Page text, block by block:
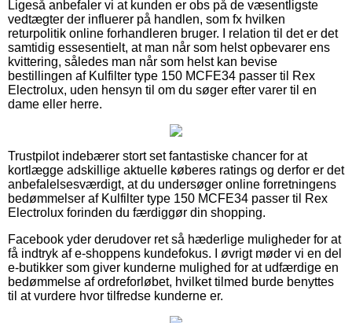
Ligeså anbefaler vi at kunden er obs på de væsentligste
vedtægter der influerer på handlen, som fx hvilken
returpolitik online forhandleren bruger. I relation til det er det
samtidig essesentielt, at man når som helst opbevarer ens
kvittering, således man når som helst kan bevise
bestillingen af Kulfilter type 150 MCFE34 passer til Rex
Electrolux, uden hensyn til om du søger efter varer til en
dame eller herre.
Trustpilot indebærer stort set fantastiske chancer for at
kortlægge adskillige aktuelle køberes ratings og derfor er det
anbefalelsesværdigt, at du undersøger online forretningens
bedømmelser af Kulfilter type 150 MCFE34 passer til Rex
Electrolux forinden du færdiggør din shopping.
Facebook yder derudover ret så hæderlige muligheder for at
få indtryk af e-shoppens kundefokus. I øvrigt møder vi en del
e-butikker som giver kunderne mulighed for at udfærdige en
bedømmelse af ordreforløbet, hvilket tilmed burde benyttes
til at vurdere hvor tilfredse kunderne er.